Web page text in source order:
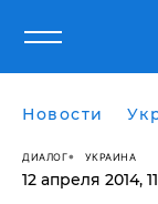
Новости
ДИАЛОГ УКРАИНА
12 апреля 2014,